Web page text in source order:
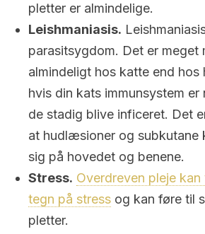
pletter er almindelige.
Leishmaniasis.
parasitsygdom. Det er meget
almindeligt hos katte end hos
hvis din kats immunsystem er
de stadig blive inficeret. Det
at hudlæsioner og subkutane
sig på hovedet og benene.
Stress. Overdreven pleje
tegn på stress og kan føre til
pletter.